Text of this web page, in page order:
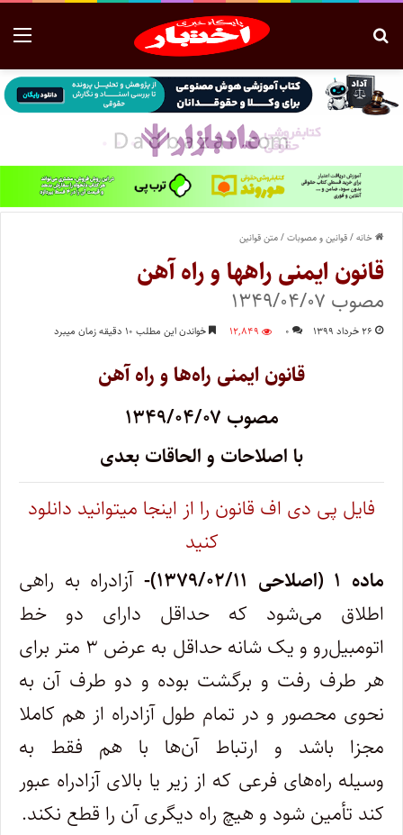
خانه/قوانین و مصوبات/متن قوانین
قانون ایمنی راهها و راه آهن
مصوب ۱۳۴۹/۰۴/۰۷
۲۶ خرداد ۱۳۹۹ ۰ ۱۲,۸۴۹ خواندن این مطلب ۱۰ دقیقه زمان میبرد
قانون ایمنی راه‌ها و راه آهن
مصوب ۱۳۴۹/۰۴/۰۷
با اصلاحات و الحاقات بعدی
فایل پی دی اف قانون را از اینجا میتوانید دانلود
کنید
ماده ۱ (اصلاحی ۱۳۷۹/۰۲/۱۱)-
آزادراه به راهی
اطلاق می‌شود که حداقل دارای دو خط
اتومبیل‌رو و یک شانه حداقل به عرض ۳ متر برای
هر طرف رفت و برگشت بوده و دو طرف آن به
نحوی محصور و در تمام طول آزادراه از هم کاملا
مجزا باشد و ارتباط آن‌ها با هم فقط به
وسیله راه‌های فرعی که از زیر یا بالای آزادراه عبور
کند تأمین شود و هیچ راه دیگری آن را قطع نکند.